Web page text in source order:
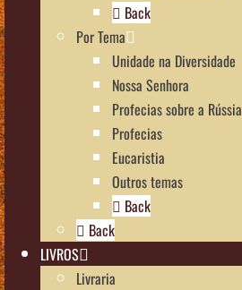
Back
Por Tema
Unidade na Diversidade
Nossa Senhora
Profecias sobre a Rússia
Profecias
Eucaristia
Outros temas
Back
Back
LIVROS
Livraria